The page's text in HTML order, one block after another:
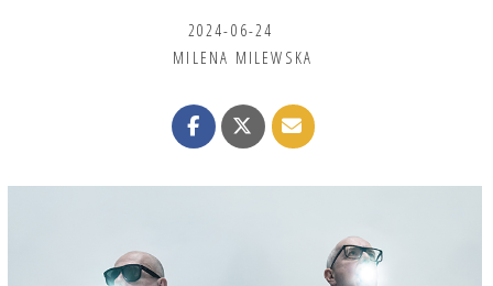
2024-06-24
MILENA MILEWSKA